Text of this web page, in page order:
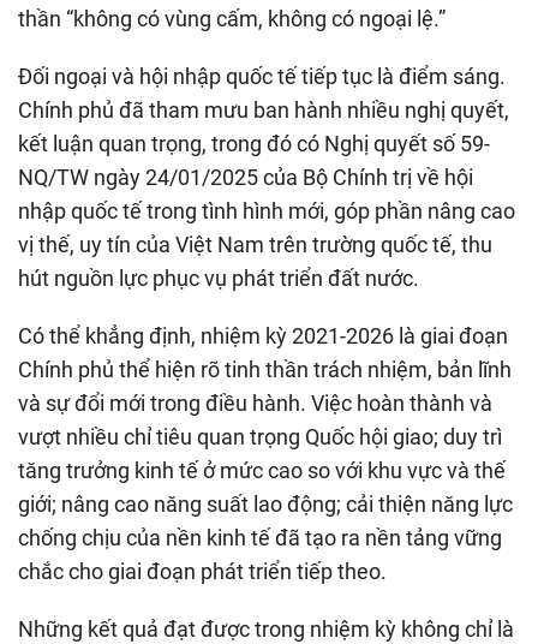
thần “không có vùng cấm, không có ngoại lệ.”
Đối ngoại và hội nhập quốc tế tiếp tục là điểm sáng.
Chính phủ đã tham mưu ban hành nhiều nghị quyết,
kết luận quan trọng, trong đó có Nghị quyết số 59-
NQ/TW ngày 24/01/2025 của Bộ Chính trị về hội
nhập quốc tế trong tình hình mới, góp phần nâng cao
vị thế, uy tín của Việt Nam trên trường quốc tế, thu
hút nguồn lực phục vụ phát triển đất nước.
Có thể khẳng định, nhiệm kỳ 2021-2026 là giai đoạn
Chính phủ thể hiện rõ tinh thần trách nhiệm, bản lĩnh
và sự đổi mới trong điều hành. Việc hoàn thành và
vượt nhiều chỉ tiêu quan trọng Quốc hội giao; duy trì
tăng trưởng kinh tế ở mức cao so với khu vực và thế
giới; nâng cao năng suất lao động; cải thiện năng lực
chống chịu của nền kinh tế đã tạo ra nền tảng vững
chắc cho giai đoạn phát triển tiếp theo.
Những kết quả đạt được trong nhiệm kỳ không chỉ là